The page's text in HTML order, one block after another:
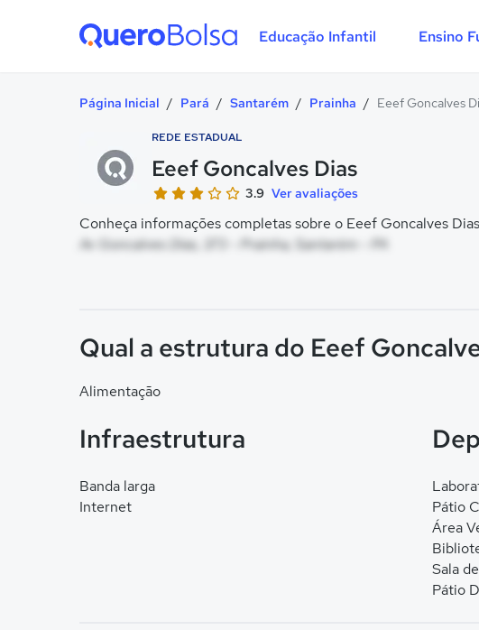
Educação Infantil Ensino
Página Inicial / Pará / Santarém / Prainha / Eeef Goncalves
REDE ESTADUAL
Eeef Goncalves Dias
3.9 Ver avaliações
Conheça informações completas sobre o Eeef Goncalves
Av Goncalves Dias, 373 - Prainha, Santarém - PA
Qual a estrutura do Eeef
Alimentação
Infraestrutura
Banda larga
Internet
Pátio
Área
Sala
Pátio